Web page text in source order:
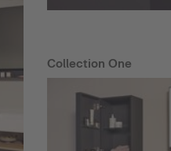
Collection One